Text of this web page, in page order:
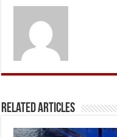
Related Articles